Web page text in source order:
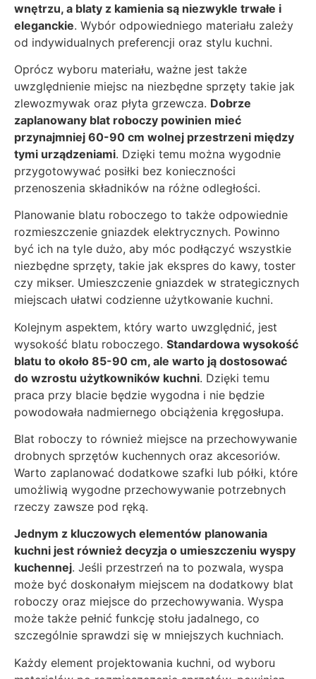
wnętrzu, a blaty z kamienia są niezwykle trwałe i
eleganckie. Wybór odpowiedniego materiału zależy
od indywidualnych preferencji oraz stylu kuchni.
Oprócz wyboru materiału, ważne jest także
uwzględnienie miejsc na niezbędne sprzęty takie jak
zlewozmywak oraz płyta grzewcza. Dobrze
zaplanowany blat roboczy powinien mieć
przynajmniej 60-90 cm wolnej przestrzeni między
tymi urządzeniami. Dzięki temu można wygodnie
przygotowywać posiłki bez konieczności
przenoszenia składników na różne odległości.
Planowanie blatu roboczego to także odpowiednie
rozmieszczenie gniazdek elektrycznych. Powinno
być ich na tyle dużo, aby móc podłączyć wszystkie
niezbędne sprzęty, takie jak ekspres do kawy, toster
czy mikser. Umieszczenie gniazdek w strategicznych
miejscach ułatwi codzienne użytkowanie kuchni.
Kolejnym aspektem, który warto uwzględnić, jest
wysokość blatu roboczego. Standardowa wysokość
blatu to około 85-90 cm, ale warto ją dostosować
do wzrostu użytkowników kuchni. Dzięki temu
praca przy blacie będzie wygodna i nie będzie
powodowała nadmiernego obciążenia kręgosłupa.
Blat roboczy to również miejsce na przechowywanie
drobnych sprzętów kuchennych oraz akcesoriów.
Warto zaplanować dodatkowe szafki lub półki, które
umożliwią wygodne przechowywanie potrzebnych
rzeczy zawsze pod ręką.
Jednym z kluczowych elementów planowania
kuchni jest również decyzja o umieszczeniu wyspy
kuchennej. Jeśli przestrzeń na to pozwala, wyspa
może być doskonałym miejscem na dodatkowy blat
roboczy oraz miejsce do przechowywania. Wyspa
może także pełnić funkcję stołu jadalnego, co
szczególnie sprawdzi się w mniejszych kuchniach.
Każdy element projektowania kuchni, od wyboru